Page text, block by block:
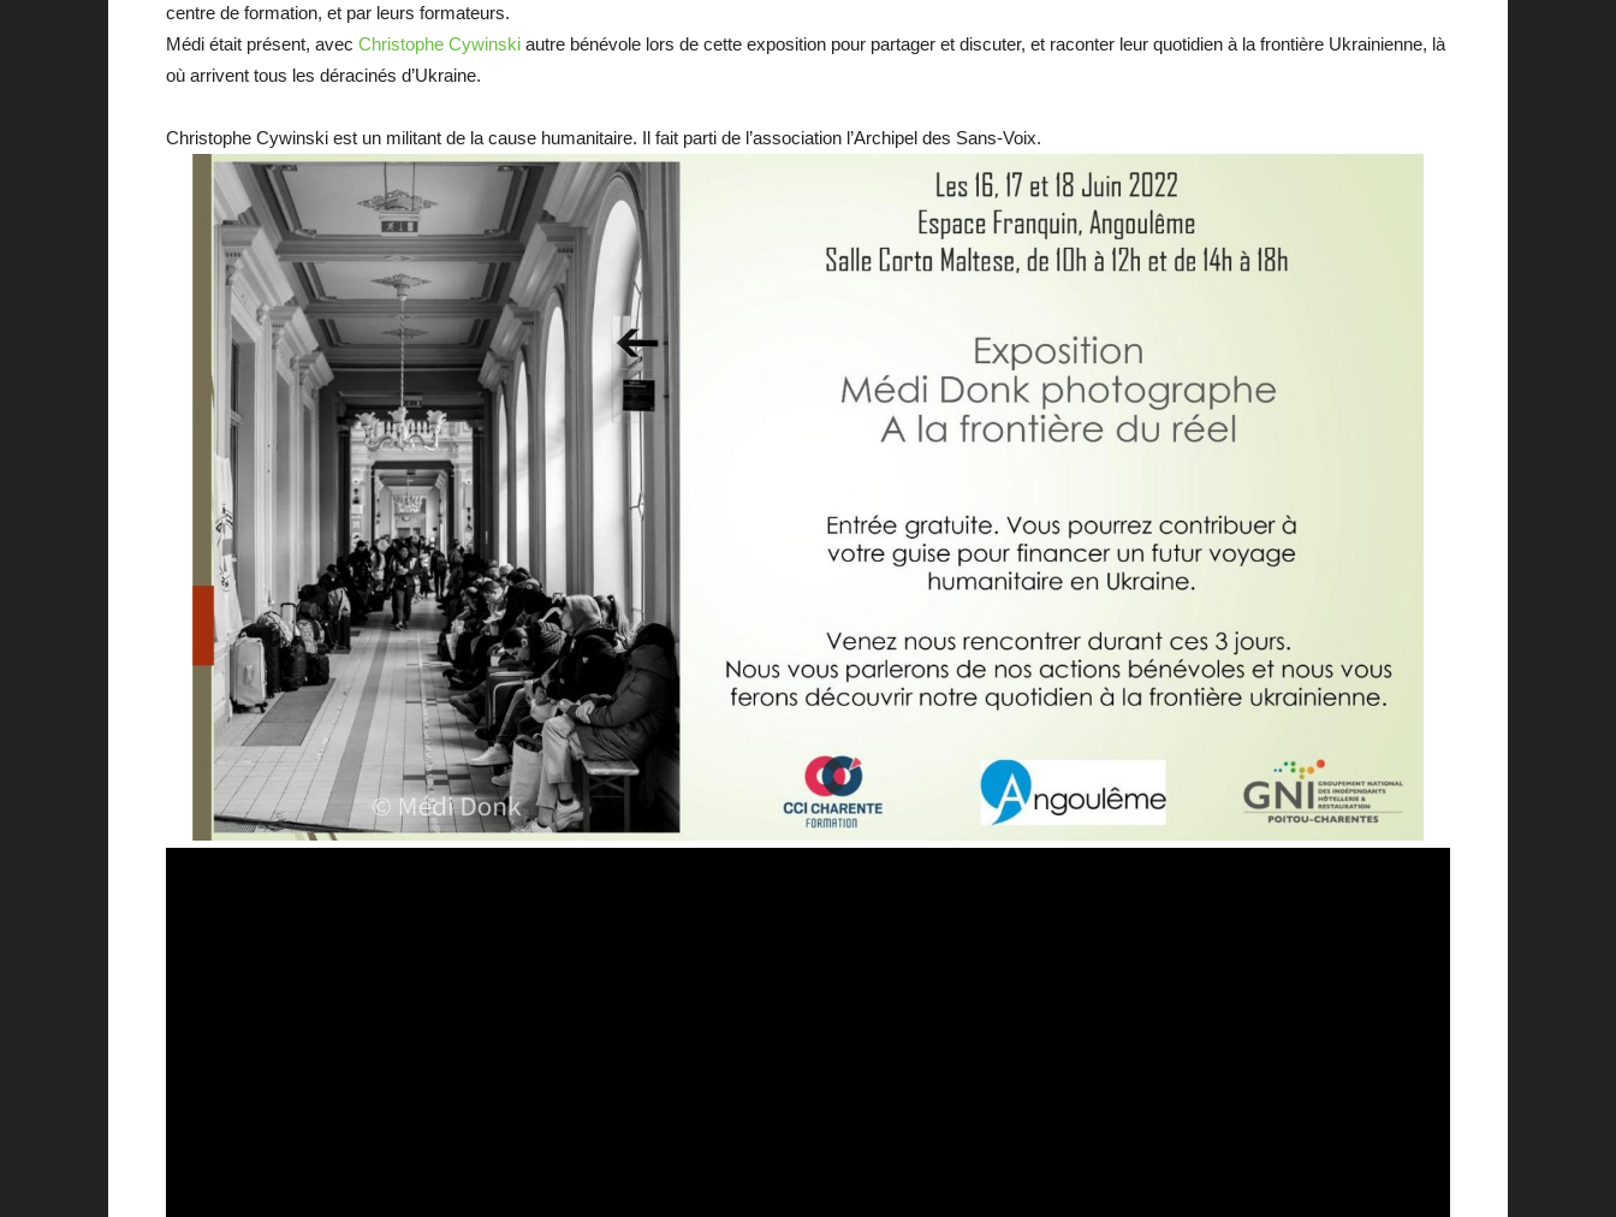
centre de formation, et par leurs formateurs.
Médi était présent, avec Christophe Cywinski autre bénévole lors de cette exposition pour partager et discuter, et raconter leur quotidien à la frontière Ukrainienne, là
où arrivent tous les déracinés d’Ukraine.
Christophe Cywinski est un militant de la cause humanitaire. Il fait parti de l’association l’Archipel des Sans-Voix.